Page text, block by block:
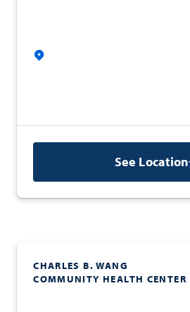
See Location
CHARLES B. WANG
COMMUNITY HEALTH CENTER